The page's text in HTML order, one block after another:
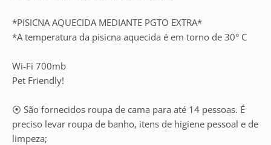
*PISICNA AQUECIDA MEDIANTE PGTO EXTRA*
*A temperatura da pisicna aquecida é em torno de 30° C
Wi-Fi 700mb
Pet Friendly!
⦿ São fornecidos roupa de cama para até 14 pessoas. É
preciso levar roupa de banho, itens de higiene pessoal e de
limpeza;